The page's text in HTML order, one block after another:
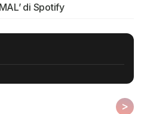
di Spotify
>